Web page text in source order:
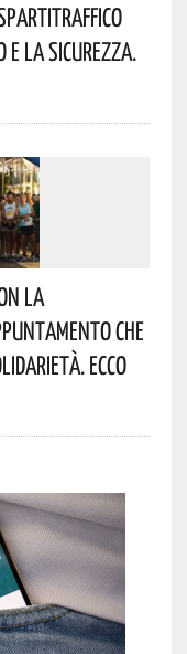
Spartitraffico
La Sicurezza.
La
Che
Ecco